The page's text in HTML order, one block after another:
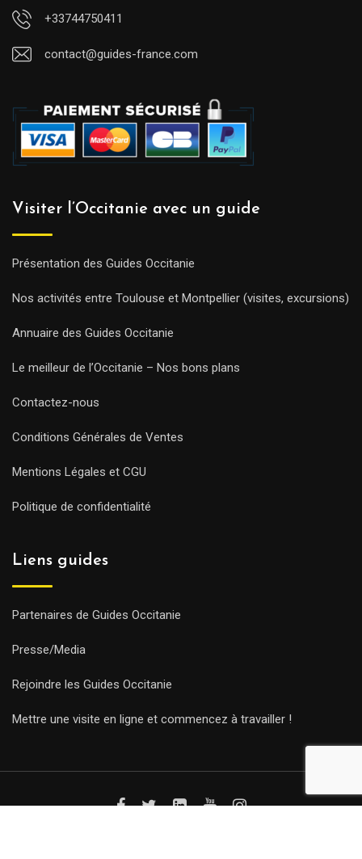
+33744750411
contact@guides-france.com
Visiter l’Occitanie avec un guide
Présentation des Guides Occitanie
Nos activités entre Toulouse et Montpellier (visites, excursions)
Annuaire des Guides Occitanie
Le meilleur de l’Occitanie – Nos bons plans
Contactez-nous
Conditions Générales de Ventes
Mentions Légales et CGU
Politique de confidentialité
Liens guides
Partenaires de Guides Occitanie
Presse/Media
Rejoindre les Guides Occitanie
Mettre une visite en ligne et commencez à travailler !